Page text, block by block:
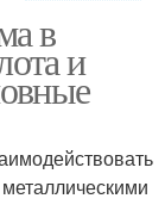
интерьере
в
и